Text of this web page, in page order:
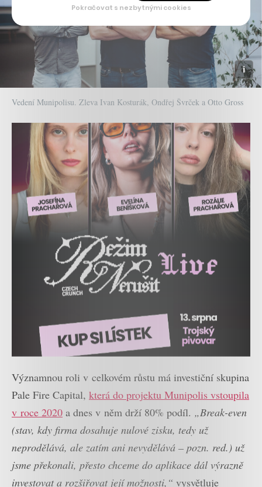
Vedení Munipolisu. Zleva Ivan Kosturák, Ondřej Švrček a Otto Gross
Významnou roli v celkovém růstu má investiční skupina
Pale Fire Capital, která do projektu Munipolis vstoupila
v roce 2020 a dnes v něm drží 80% podíl. „Break-even
(stav, kdy firma dosahuje nulové zisku, tedy už
neprodělává, ale zatím ani nevydělává – pozn. red.) už
jsme překonali, přesto chceme do aplikace dál výrazně
investovat a rozšiřovat její možnosti,“ vysvětluje
Pokračovat s nezbytnými cookies